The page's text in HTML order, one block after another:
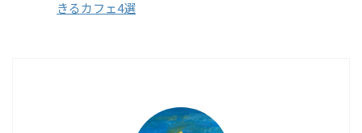
きるカフェ4選